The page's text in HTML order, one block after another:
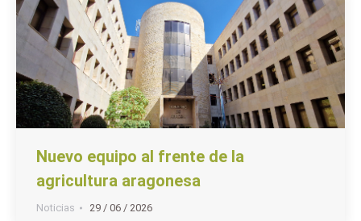
Nuevo equipo al frente de la
agricultura aragonesa
Noticias 29 / 06 / 2026